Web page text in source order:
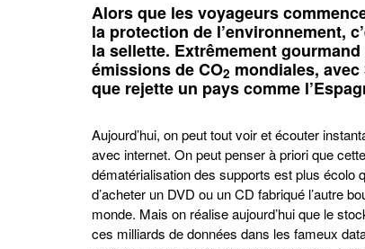
Alors que les voyageurs
la protection de l’environnement,
la sellette. Extrêmement
émissions de CO2 mondiales,
que rejette un pays comme
Aujourd’hui, on peut tout voir et écouter
avec internet. On peut penser à priori que cette
dématérialisation des supports est plus écolo
d’acheter un DVD ou un CD fabriqué l’autre
monde. Mais on réalise aujourd’hui que le
ces milliards de données dans les fameux